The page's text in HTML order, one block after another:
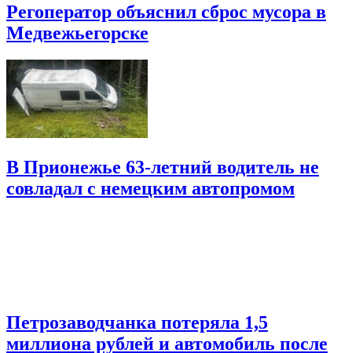
Регоператор объяснил сброс мусора в
Медвежьегорске
В Прионежье 63-летний водитель не
совладал с немецким автопромом
Петрозаводчанка потеряла 1,5
миллиона рублей и автомобиль после